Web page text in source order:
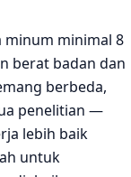
minum minimal 8
berat badan dan
berbeda,
penelitian —
lebih baik
untuk